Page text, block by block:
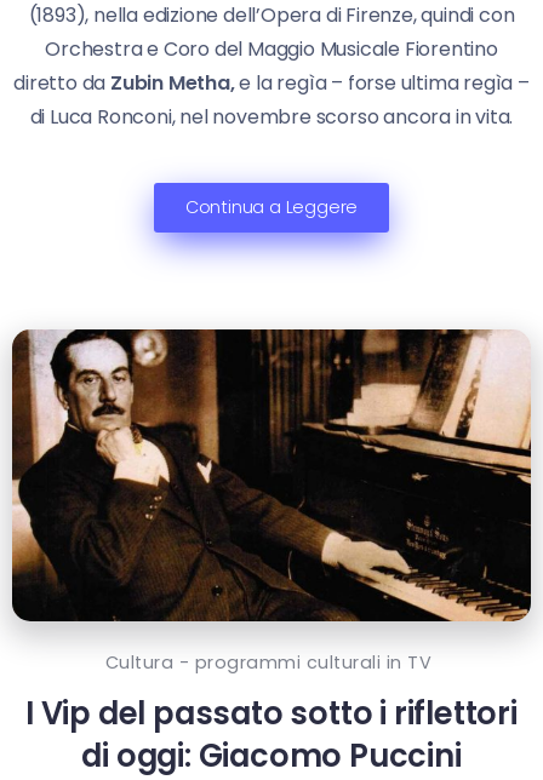
(1893), nella edizione dell’Opera di Firenze, quindi con
Orchestra e Coro del Maggio Musicale Fiorentino
diretto da Zubin Metha,e la regìa – forse ultima regìa –
di Luca Ronconi, nel novembre scorso ancora in vita.
Continua a Leggere
Cultura - programmi culturali in TV
I Vip del passato sotto i riflettori
di oggi: Giacomo Puccini